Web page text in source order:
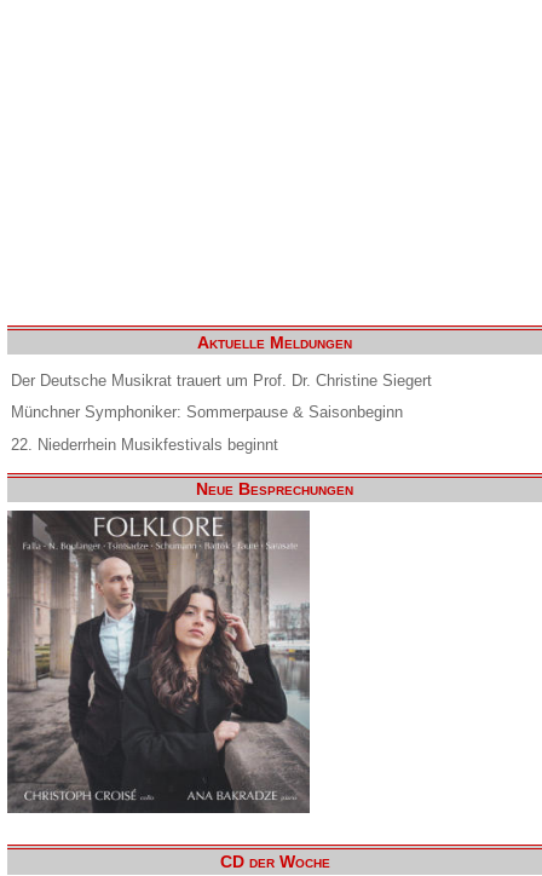
Aktuelle Meldungen
Der Deutsche Musikrat trauert um Prof. Dr. Christine Siegert
Münchner Symphoniker: Sommerpause & Saisonbeginn
22. Niederrhein Musikfestivals beginnt
Neue Besprechungen
CD der Woche